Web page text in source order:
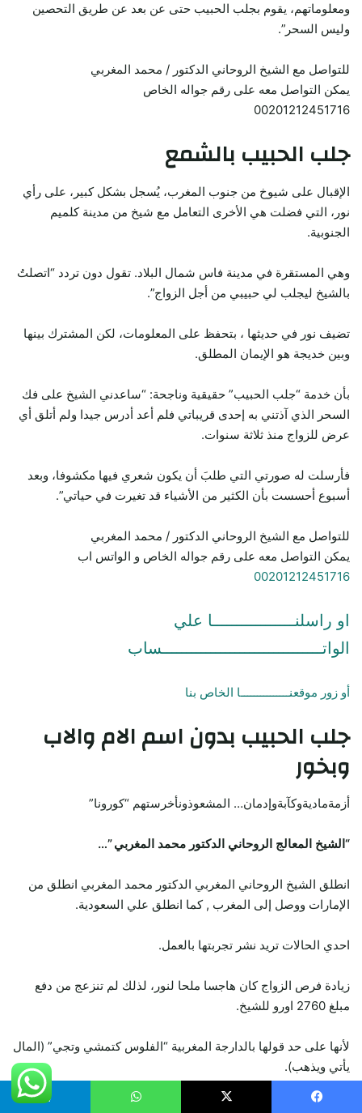
ومعلوماتهم، يقوم بجلب الحبيب حتى عن بعد عن طريق التحصين
وليس السحر”.
للتواصل مع الشيخ الروحاني الدكتور / محمد المغربي
يمكن التواصل معه على رقم جواله الخاص
00201212451716
جلب الحبيب بالشمع
الإقبال على شيوخ من جنوب المغرب، يُسجل بشكل كبير، على رأي
نور، التي فضلت هي الأخرى التعامل مع شيخ من مدينة كلميم
الجنوبية.
وهي المستقرة في مدينة فاس شمال البلاد. تقول دون تردد “اتصلتُ
بالشيخ ليجلب لي حبيبي من أجل الزواج”.
تضيف نور في حديثها ، بتحفظ على المعلومات، لكن المشترك بينها
وبين خديجة هو الإيمان المطلق.
بأن خدمة “جلب الحبيب” حقيقية وناجحة: “ساعدني الشيخ على فك
السحر الذي آذتني به إحدى قريباتي فلم أعد أدرس جيدا ولم أتلق أي
عرض للزواج منذ ثلاثة سنوات.
فأرسلت له صورتي التي طلبَ أن يكون شعري فيها مكشوفا، وبعد
أسبوع أحسست بأن الكثير من الأشياء قد تغيرت في حياتي”.
للتواصل مع الشيخ الروحاني الدكتور / محمد المغربي
يمكن التواصل معه على رقم جواله الخاص و الواتس اب
00201212451716
او راسلنـــــــــــــــــا علي
الواتـــــــــــــــــــــــــــــــــساب
أو زور موقعنـــــــــــــــا الخاص بنا
جلب الحبيب بدون اسم الام والاب
وبخور
أزمةماديةوكآبةوإدمان… المشعوذونأخرستهم “كورونا”
“الشيخ المعالج الروحاني الدكتور محمد المغربي ”…
انطلق الشيخ الروحاني المغربي الدكتور محمد المغربي انطلق من
الإمارات ووصل إلى المغرب , كما انطلق علي السعودية.
احدي الحالات تريد نشر تجربتها بالعمل.
زيادة فرص الزواج كان هاجسا ملحا لنور، لذلك لم تنزعج من دفع
مبلغ 2760 اورو للشيخ.
لأنها على حد قولها بالدارجة المغربية “الفلوس كتمشي وتجي” (المال
يأتي ويذهب).
كما نتشرف أن نعلن لسيادتكم أننا على إستعداد تام للمساعده